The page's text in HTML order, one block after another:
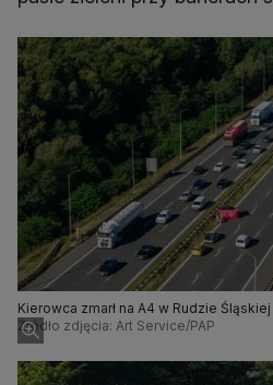
Kierowca zmarł na A4 w Rudzie Śląskiej
Źródło zdjęcia: Art Service/PAP